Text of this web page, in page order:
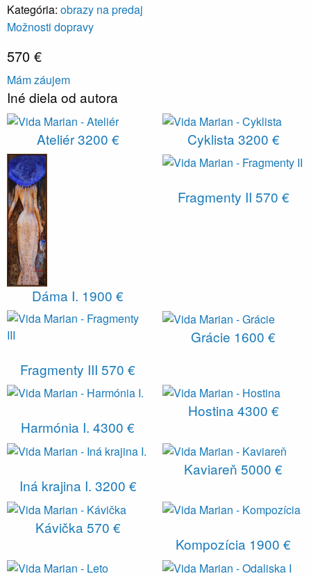
Kategória: obrazy na predaj
Možnosti dopravy
570 €
Mám záujem
Iné diela od autora
Ateliér3200 € Cyklista 3200 €
Dáma I. 1900 €
Fragmenty II 570 €
Fragmenty III 570 €
Grácie 1600 €
Harmónia I. 4300 €
Hostina4300 €
Iná krajina I. 3200 €
Kaviareň 5000 €
Kávička 570 €
Kompozícia 1900 €